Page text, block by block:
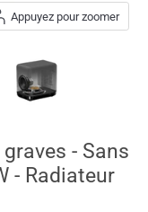
Appuyez pour zoomer
- Sans
- Radiateur